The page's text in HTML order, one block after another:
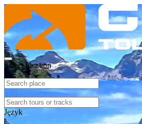
Select location
Język